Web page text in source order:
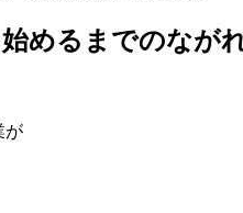
めるまでのなが
が